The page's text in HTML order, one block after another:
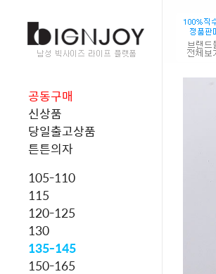
공동구매
신상품
당일출고상품
튼튼의자
105-110
115
120-125
130
135-145
150-165